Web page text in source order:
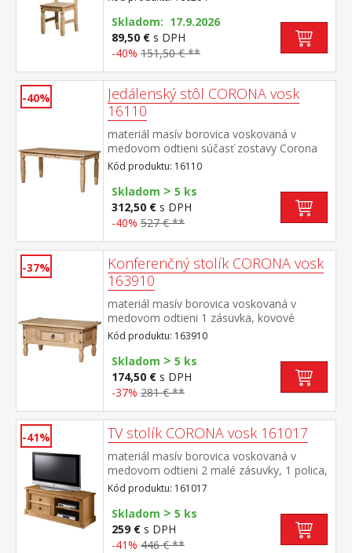
Skladom: 17.9.2026
89,50 € s DPH
-40% 151,50 € **
-40%
Jedálenský stôl CORONA vosk
16110
materiál masív borovica voskovaná v
medovom odtieni súčasť zostavy Corona
Kód produktu: 16110
Skladom > 5 ks
312,50 € s DPH
-40% 527 € **
-37%
Konferenčný stolík CORONA vosk
163910
materiál masív borovica voskovaná v
medovom odtieni 1 zásuvka, kovové
ozdobné úchytky súčasť zostavy Corona
Kód produktu: 163910
Skladom > 5 ks
174,50 € s DPH
-37% 281 € **
-41% TV stolík CORONA vosk 161017
materiál masív borovica voskovaná v
medovom odtieni 2 malé zásuvky, 1 polica,
kovové ozdobné úchytky súčasť zostavy
Corona
Kód produktu: 161017
Skladom > 5 ks
259 € s DPH
-41% 446 € **